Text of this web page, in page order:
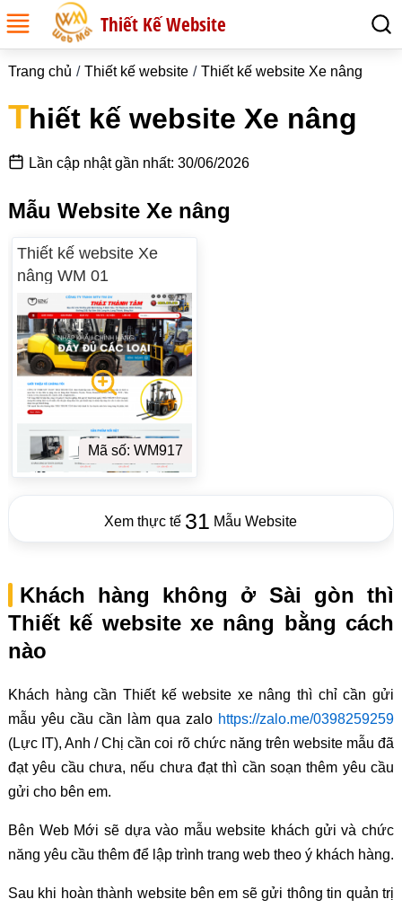
Thiết Kế Website
Trang chủ Thiết kế website Thiết kế website Xe nâng
Thiết kế website Xe nâng
Lần cập nhật gần nhất: 30/06/2026
Mẫu Website Xe nâng
Thiết kế website Xe
nâng WM 01
Mã số: WM917
Xem thực tế 31 Mẫu Website
Khách hàng không ở Sài gòn thì
Thiết kế website xe nâng bằng cách
nào
Khách hàng cần Thiết kế website xe nâng thì chỉ cần gửi
mẫu yêu cầu cần làm qua zalo https://zalo.me/0398259259
(Lực IT), Anh / Chị cần coi rõ chức năng trên website mẫu đã
đạt yêu cầu chưa, nếu chưa đạt thì cần soạn thêm yêu cầu
gửi cho bên em.
Bên Web Mới sẽ dựa vào mẫu website khách gửi và chức
năng yêu cầu thêm để lập trình trang web theo ý khách hàng.
Sau khi hoàn thành website bên em sẽ gửi thông tin quản trị